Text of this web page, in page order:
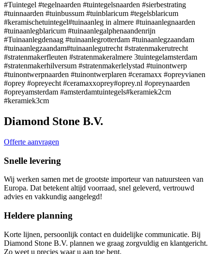
#Tuintegel #tegelnaarden #tuintegelsnaarden #sierbestrating
#tuinnaarden #tuinbussum #tuinblaricum #tegelsblaricum
#keramischetuintegel#tuinaanleg in almere #tuinaanlegnaarden
#tuinaanlegblaricum #tuinaanlegalphenaandenrijn
#Tuinaanlegdenaag #tuinaanlegrotterdam #tuinaanlegzaandam
#tuinaanlegzaandam#tuinaanlegutrecht #stratenmakerutrecht
#stratenmakerfleuten #stratenmakeralmere 3tuintegelamsterdam
#stratenmakerhilversum #stratenmakerlelystad #tuinontwerp
#tuinontwerpnaarden #tuinontwerplaren #ceramaxx #opreyvianen
#oprey #opreyecht #ceramaxxoprey#oprey.nl #opreynaarden
#opreyamsterdam #amsterdamtuintegels#keramiek2cm
#keramiek3cm
Diamond Stone B.V.
Offerte aanvragen
Snelle levering
Wij werken samen met de grootste importeur van natuursteen van
Europa. Dat betekent altijd voorraad, snel geleverd, vertrouwd
advies en vakkundig aangelegd!
Heldere planning
Korte lijnen, persoonlijk contact en duidelijke communicatie. Bij
Diamond Stone B.V. plannen we graag zorgvuldig en klantgericht.
Zo weet u precies waar u aan toe bent.